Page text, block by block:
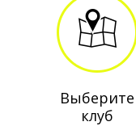
Выберите
клуб